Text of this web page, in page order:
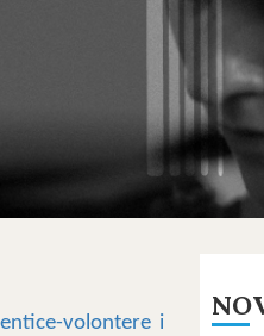
volontere i